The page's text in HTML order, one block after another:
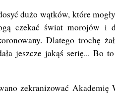
dużo wątków, które
czekać świat morojów i
Dlatego trochę
jeszcze jakąś serię... Bo
zekranizować